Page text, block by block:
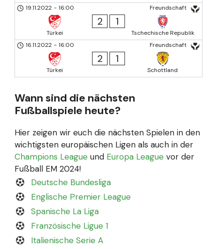
Freundschaft
19.11.2022 - 16:00
Türkei
2 1
Tschechische Republik
Freundschaft
16.11.2022 - 16:00
Türkei
2 1
Schottland
Wann sind die nächsten
Fußballspiele heute?
Hier zeigen wir euch die nächsten Spielen in den
wichtigsten europäischen Ligen als auch in der
Champions League und Europa League vor der
Fußball EM 2024!
Deutsche Bundesliga
Englische Premier League
Spanische La Liga
Französische Ligue 1
Italienische Serie A